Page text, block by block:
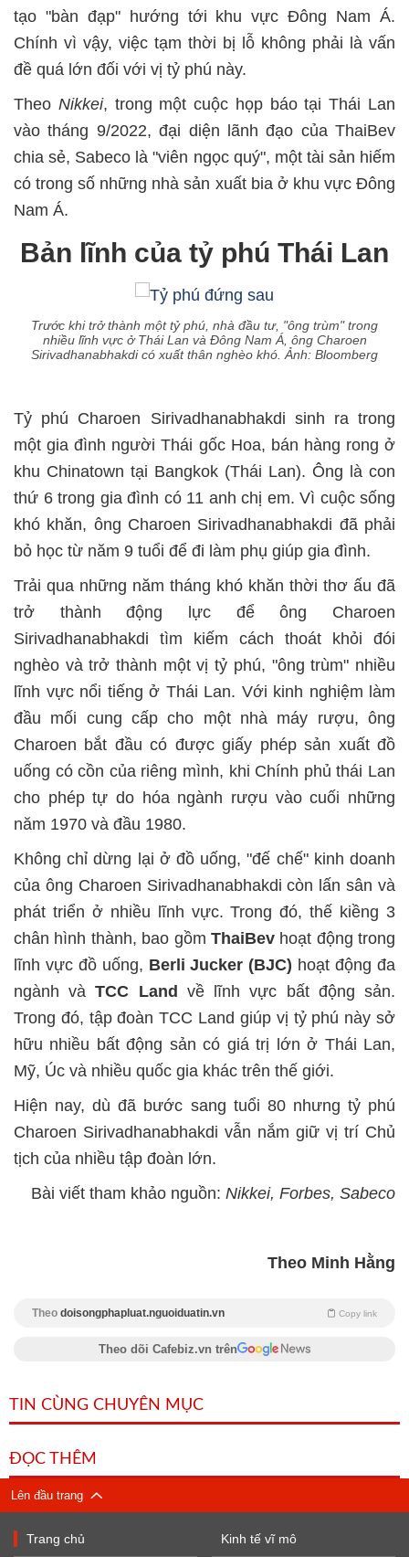
tạo "bàn đạp" hướng tới khu vực Đông Nam Á.
Chính vì vậy, việc tạm thời bị lỗ không phải là vấn
đề quá lớn đối với vị tỷ phú này.
Theo Nikkei, trong một cuộc họp báo tại Thái Lan
vào tháng 9/2022, đại diện lãnh đạo của ThaiBev
chia sẻ, Sabeco là "viên ngọc quý", một tài sản hiếm
có trong số những nhà sản xuất bia ở khu vực Đông
Nam Á.
Bản lĩnh của tỷ phú Thái Lan
Trước khi trở thành một tỷ phú, nhà đầu tư, "ông trùm" trong
nhiều lĩnh vực ở Thái Lan và Đông Nam Á, ông Charoen
Sirivadhanabhakdi có xuất thân nghèo khó. Ảnh: Bloomberg
Tỷ phú Charoen Sirivadhanabhakdi sinh ra trong
một gia đình người Thái gốc Hoa, bán hàng rong ở
khu Chinatown tại Bangkok (Thái Lan). Ông là con
thứ 6 trong gia đình có 11 anh chị em. Vì cuộc sống
khó khăn, ông Charoen Sirivadhanabhakdi đã phải
bỏ học từ năm 9 tuổi để đi làm phụ giúp gia đình.
Trải qua những năm tháng khó khăn thời thơ ấu đã
trở thành động lực để ông Charoen
Sirivadhanabhakdi tìm kiếm cách thoát khỏi đói
nghèo và trở thành một vị tỷ phú, "ông trùm" nhiều
lĩnh vực nổi tiếng ở Thái Lan. Với kinh nghiệm làm
đầu mối cung cấp cho một nhà máy rượu, ông
Charoen bắt đầu có được giấy phép sản xuất đồ
uống có cồn của riêng mình, khi Chính phủ thái Lan
cho phép tự do hóa ngành rượu vào cuối những
năm 1970 và đầu 1980.
Không chỉ dừng lại ở đồ uống, "đế chế" kinh doanh
của ông Charoen Sirivadhanabhakdi còn lấn sân và
phát triển ở nhiều lĩnh vực. Trong đó, thế kiềng 3
chân hình thành, bao gồm ThaiBevhoạt động trong
lĩnh vực đồ uống, Berli Jucker (BJC) hoạt động đa
ngành vàTCC Land về lĩnh vực bất động sản.
Trong đó, tập đoàn TCC Land giúp vị tỷ phú này sở
hữu nhiều bất động sản có giá trị lớn ở Thái Lan,
Mỹ, Úc và nhiều quốc gia khác trên thế giới.
Hiện nay, dù đã bước sang tuổi 80 nhưng tỷ phú
Charoen Sirivadhanabhakdi vẫn nắm giữ vị trí Chủ
tịch của nhiều tập đoàn lớn.
Bài viết tham khảo nguồn: Nikkei, Forbes, Sabeco
Theo Minh Hằng
Theo doisongphapluat.nguoiduatin.vn Copy link
Theo dõi Cafebiz.vn trên
TIN CÙNG CHUYÊN MỤC
ĐỌC THÊM
Lên đầu trang
Trang chủ Kinh tế vĩ mô